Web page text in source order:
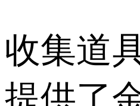
收集道